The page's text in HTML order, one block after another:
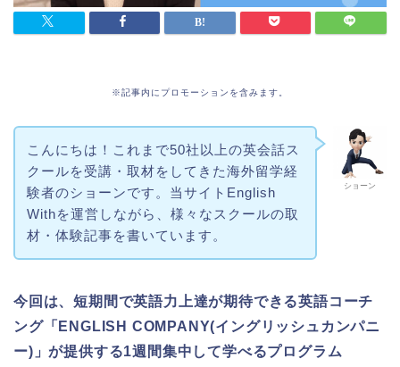
※記事内にプロモーションを含みます。
ショーン
こんにちは！これまで50社以上の英会話ス
クールを受講・取材をしてきた海外留学経
験者のショーンです。当サイトEnglish
Withを運営しながら、様々なスクールの取
材・体験記事を書いています。
今回は、短期間で英語力上達が期待できる英語コーチ
ング「ENGLISH COMPANY(イングリッシュカンパニ
ー)」が提供する1週間集中して学べるプログラム